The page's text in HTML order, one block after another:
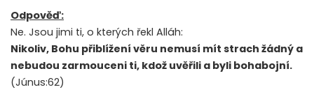
Odpověď:
Ne. Jsou jimi ti, o kterých řekl Alláh:
Nikoliv, Bohu přiblížení věru nemusí mít strach žádný a
nebudou zarmouceni ti, kdož uvěřili a byli bohabojní.
(Júnus:62)